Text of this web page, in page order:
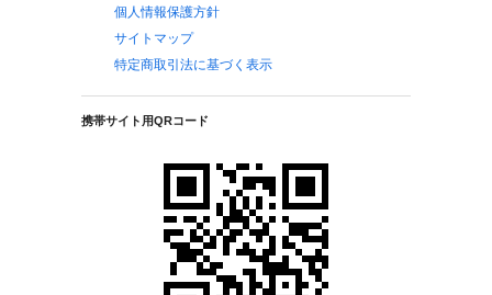
個人情報保護方針
サイトマップ
特定商取引法に基づく表示
携帯サイト用QRコード